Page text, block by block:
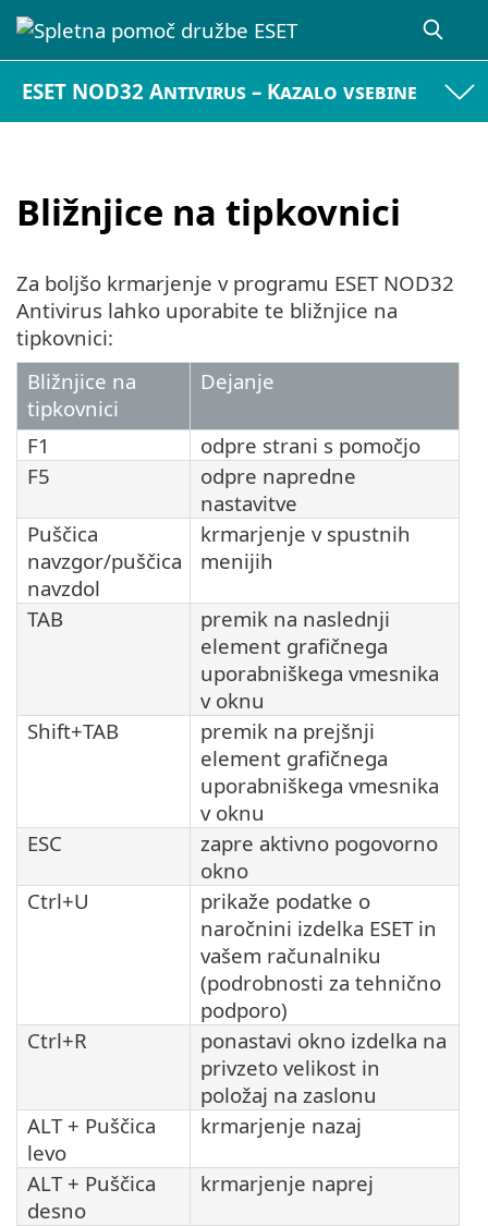
ESET NOD32 Antivirus – Kazalo vsebine
Bližnjice na tipkovnici
Za boljšo krmarjenje v programu ESET NOD32
Antivirus lahko uporabite te bližnjice na
tipkovnici:
Bližnjice na
tipkovnici
Dejanje
F1
odpre strani s pomočjo
F5
odpre napredne
nastavitve
Puščica
navzgor/puščica
navzdol
krmarjenje v spustnih
menijih
TAB
premik na naslednji
element grafičnega
uporabniškega vmesnika
v oknu
Shift+TAB
premik na prejšnji
element grafičnega
uporabniškega vmesnika
v oknu
ESC
zapre aktivno pogovorno
okno
Ctrl+U
prikaže podatke o
naročnini izdelka ESET in
vašem računalniku
(podrobnosti za tehnično
podporo)
Ctrl+R
ponastavi okno izdelka na
privzeto velikost in
položaj na zaslonu
ALT + Puščica
levo
krmarjenje nazaj
ALT + Puščica
desno
krmarjenje naprej